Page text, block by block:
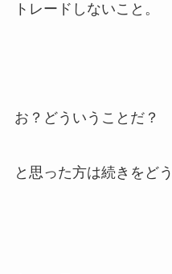
トレードしないこと。
お？どういうことだ？
と思った方は続きをどう